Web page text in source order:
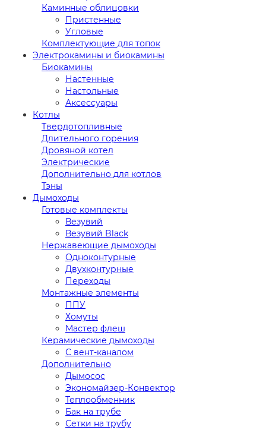
Каминные облицовки
Пристенные
Угловые
Комплектующие для топок
Электрокамины и биокамины
Биокамины
Настенные
Настольные
Аксессуары
Котлы
Твердотопливные
Длительного горения
Дровяной котел
Электрические
Дополнительно для котлов
Тэны
Дымоходы
Готовые комплекты
Везувий
Везувий Black
Нержавеющие дымоходы
Одноконтурные
Двухконтурные
Переходы
Монтажные элементы
ППУ
Хомуты
Мастер флеш
Керамические дымоходы
С вент-каналом
Дополнительно
Дымосос
Экономайзер-Конвектор
Теплообменник
Бак на трубе
Сетки на трубу